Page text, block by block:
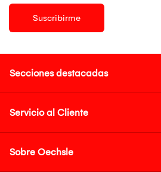
Suscribirme
Secciones destacadas
Servicio al Cliente
Sobre Oechsle